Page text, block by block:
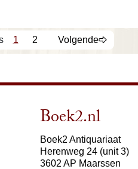
1 2 Volgende
Boek2.nl
Boek2 Antiquariaat
Herenweg 24 (unit 3)
3602 AP Maarssen